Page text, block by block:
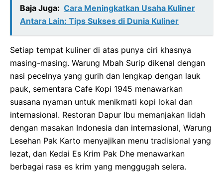
Baja Juga: Cara Meningkatkan Usaha Kuliner
Antara Lain: Tips Sukses di Dunia Kuliner
Setiap tempat kuliner di atas punya ciri khasnya
masing-masing. Warung Mbah Surip dikenal dengan
nasi pecelnya yang gurih dan lengkap dengan lauk
pauk, sementara Cafe Kopi 1945 menawarkan
suasana nyaman untuk menikmati kopi lokal dan
internasional. Restoran Dapur Ibu memanjakan lidah
dengan masakan Indonesia dan internasional, Warung
Lesehan Pak Karto menyajikan menu tradisional yang
lezat, dan Kedai Es Krim Pak Dhe menawarkan
berbagai rasa es krim yang menggugah selera.